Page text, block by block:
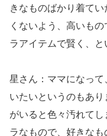
きなものばかり着て
くないよう、高いも
ラアイテムで賢く、と
星さん：ママになっ
いたいというのもあ
がいると色々汚れて
ラなもので、好きな